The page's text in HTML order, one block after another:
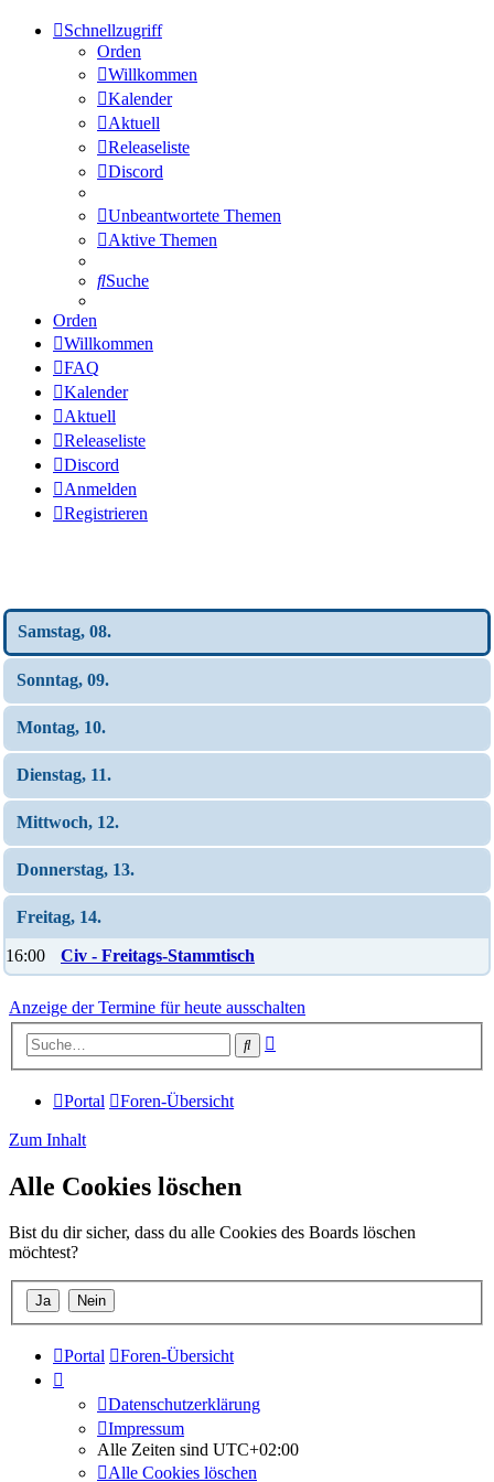
Schnellzugriff
Orden
Willkommen
Kalender
Aktuell
Releaseliste
Discord
Unbeantwortete Themen
Aktive Themen
Suche
Orden
Willkommen
FAQ
Kalender
Aktuell
Releaseliste
Discord
Anmelden
Registrieren
Samstag, 08.
Sonntag, 09.
Montag, 10.
Dienstag, 11.
Mittwoch, 12.
Donnerstag, 13.
Freitag, 14.
16:00 Civ - Freitags-Stammtisch
Anzeige der Termine für heute ausschalten
Suche
Portal Foren-Übersicht
Zum Inhalt
Alle Cookies löschen
Bist du dir sicher, dass du alle Cookies des Boards löschen
möchtest?
Portal Foren-Übersicht
Datenschutzerklärung
Impressum
Alle Zeiten sind UTC+02:00
Alle Cookies löschen